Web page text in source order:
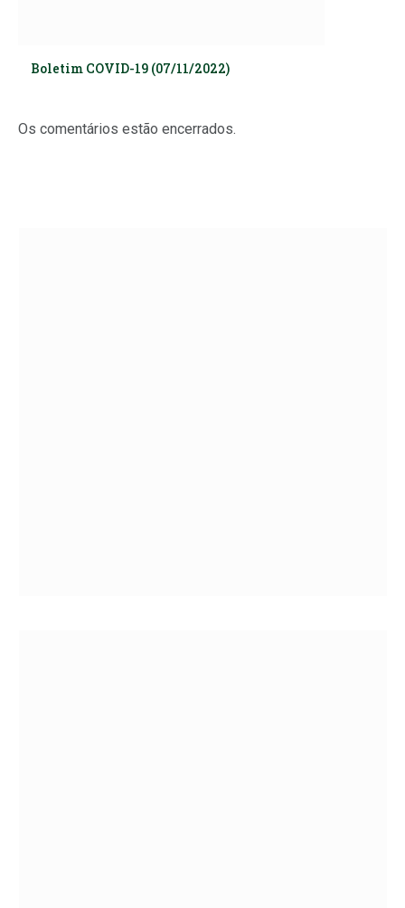
Boletim COVID-19 (07/11/2022)
Os comentários estão encerrados.